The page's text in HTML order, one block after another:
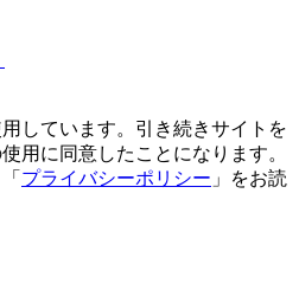
しています。引き続きサイトを
用に同意したことになります。
プライバシーポリシー 」をお読